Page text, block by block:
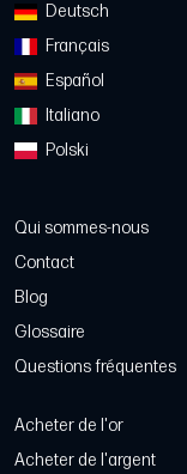
Deutsch
Français
Español
Italiano
Polski
Qui sommes-nous
Contact
Blog
Glossaire
Questions fréquentes
Acheter de l'or
Acheter de l'argent